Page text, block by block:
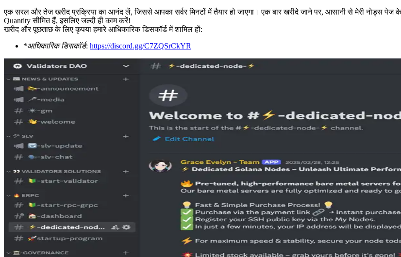
एक सरल और तेज खरीद प्रक्रिया का आनंद लें, जिससे आपका सर्वर मिनटों में तैयार हो जाएगा। एक बार खरीदे जाने पर, आसानी से मेरी नोड्स
Quantity सीमित हैं, इसलिए जल्दी ही काम करें!
खरीद और पूछताछ के लिए कृपया हमारे आधिकारिक डिसकॉर्ड में शामिल हों:
*आधिकारिक डिसकॉर्ड: https://discord.gg/C7ZQSrCkYR